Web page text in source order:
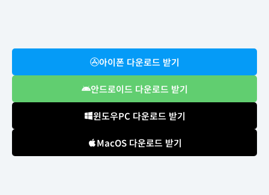
아이폰 다운로드 받기
안드로이드 다운로드 받기
윈도우PC 다운로드 받기
MacOS 다운로드 받기